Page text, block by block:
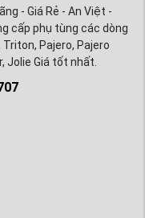
- Giá Rẻ - An Việt -
cấp phụ tùng các dòng
Pajero, Pajero
Jolie Giá tốt nhất.